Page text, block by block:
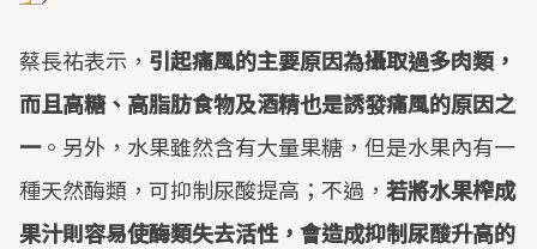
蔡長祐表示， 引起痛風的主要原因為攝取過多肉類，
而且高糖、高脂肪食物及酒精也是誘發痛風的原因之
一。另外，水果雖然含有大量果糖，但是水果內有一
種天然酶類，可抑制尿酸提高；不過， 若將水果榨成
果汁則容易使酶類失去活性，會造成抑制尿酸升高的